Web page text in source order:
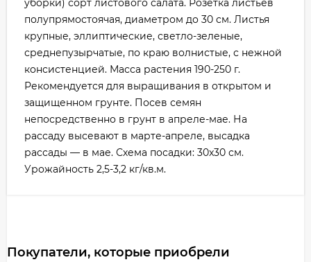
уборки) сорт листового салата. Розетка листьев
полупрямостоячая, диаметром до 30 см. Листья
крупные, эллиптические, светло-зеленые,
среднепузырчатые, по краю волнистые, с нежной
консистенцией. Масса растения 190-250 г.
Рекомендуется для выращивания в открытом и
защищенном грунте. Посев семян
непосредственно в грунт в апреле-мае. На
рассаду высевают в марте-апреле, высадка
рассады — в мае. Схема посадки: 30x30 см.
Урожайность 2,5-3,2 кг/кв.м.
Покупатели, которые приобрели